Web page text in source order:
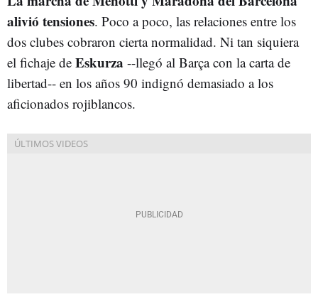
alivió tensiones. Poco a poco, las relaciones entre los
dos clubes cobraron cierta normalidad. Ni tan siquiera
el fichaje de Eskurza --llegó al Barça con la carta de
libertad-- en los años 90 indignó demasiado a los
aficionados rojiblancos.